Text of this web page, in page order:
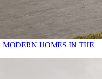
HOMES IN THE